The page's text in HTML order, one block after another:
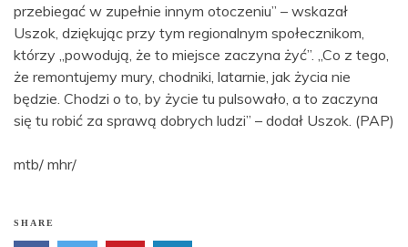
przebiegać w zupełnie innym otoczeniu” – wskazał
Uszok, dziękując przy tym regionalnym społecznikom,
którzy „powodują, że to miejsce zaczyna żyć”. „Co z tego,
że remontujemy mury, chodniki, latarnie, jak życia nie
będzie. Chodzi o to, by życie tu pulsowało, a to zaczyna
się tu robić za sprawą dobrych ludzi” – dodał Uszok. (PAP)
mtb/ mhr/
SHARE